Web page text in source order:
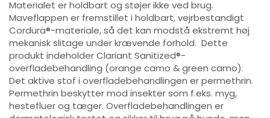
Materialet er holdbart og støjer ikke ved brug.
Maveflappen er fremstillet i holdbart, vejrbestandigt
Cordura®-materiale, så det kan modstå ekstremt høj
mekanisk slitage under krævende forhold. Dette
produkt indeholder Clariant Sanitized®-
overfladebehandling (orange camo & green camo).
Det aktive stof i overfladebehandlingen er permethrin.
Permethrin beskytter mod insekter som f.eks. myg,
hestefluer og tæger. Overfladebehandlingen er